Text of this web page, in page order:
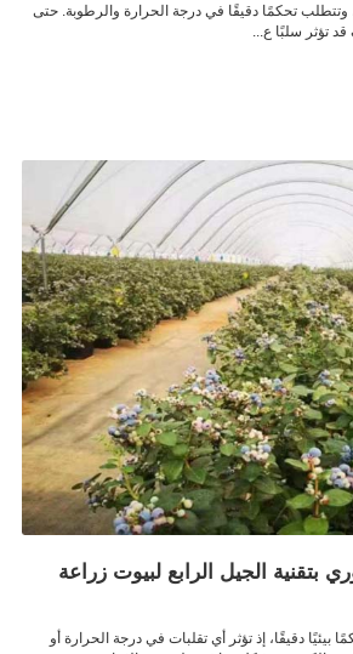
وتتطلب تحكمًا دقيقًا في درجة الحرارة والرطوبة. حتى
تؤثر سلبًا ع...
بتقنية الجيل الرابع لبيوت زراعة
بيئيًا دقيقًا، إذ تؤثر أي تقلبات في درجة الحرارة أو